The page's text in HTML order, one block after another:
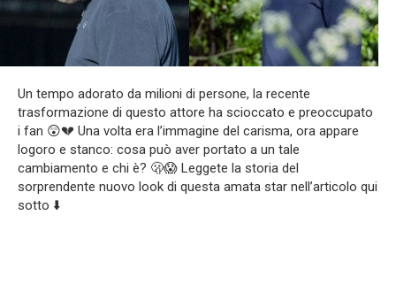
Un tempo adorato da milioni di persone, la recente
trasformazione di questo attore ha scioccato e preoccupato
i fan 😲💔 Una volta era l’immagine del carisma, ora appare
logoro e stanco: cosa può aver portato a un tale
cambiamento e chi è? 🫢😱 Leggete la storia del
sorprendente nuovo look di questa amata star nell’articolo qui
sotto ⬇️